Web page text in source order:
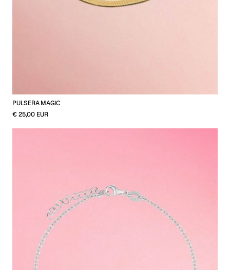
PULSERA MAGIC
€ 25,00 EUR